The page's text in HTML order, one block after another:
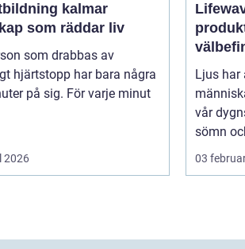
kalmar
som räddar liv
som drabbas av
hjärtstopp har bara några
på sig. För varje minut
2026
Lifewave
Ljus har
vår
sömn
03